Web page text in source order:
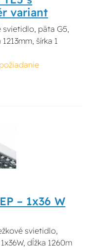
variant
svietidlo, päta G5,
šírka 1
– 1x36 W
svietidlo,
dĺžka 1260m